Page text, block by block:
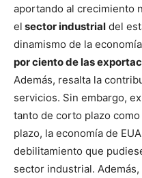
aportando al crecimiento
el sector industrial del
dinamismo de la
por ciento de las
Además, resalta la
servicios. Sin embargo,
tanto de corto plazo
plazo, la economía de
debilitamiento que
sector industrial. Además,